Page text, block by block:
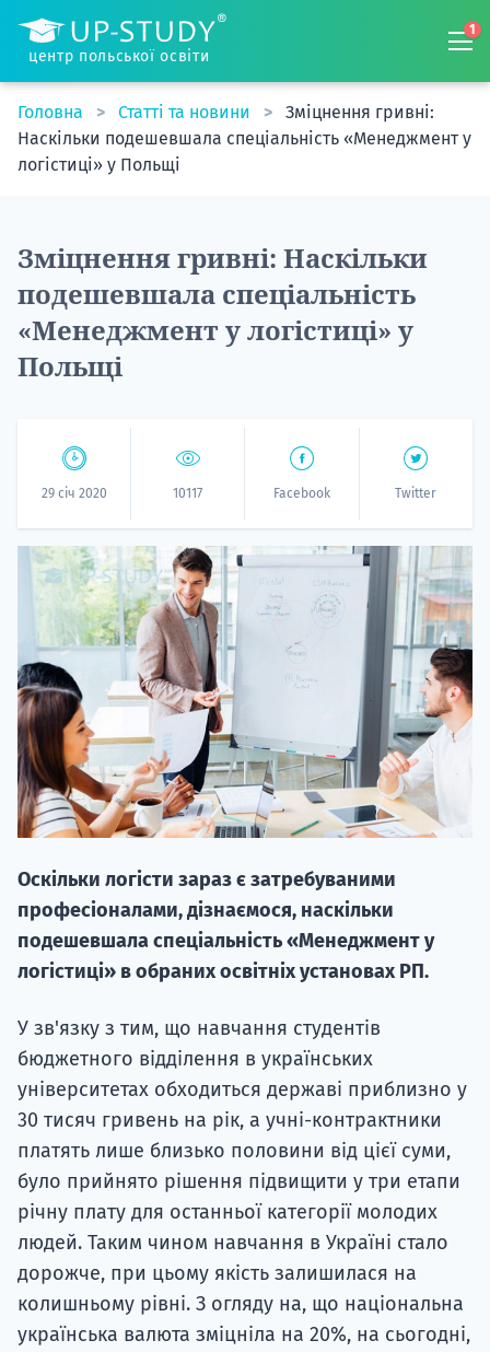
центр польської освіти
1
Головна Статті та новини
Зміцнення гривні:
Наскільки подешевшала спеціальність «Менеджмент у
логістиці» у Польщі
Зміцнення гривні: Наскільки
подешевшала спеціальність
«Менеджмент у логістиці» у
Польщі
29 січ 2020 10117 Facebook Twitter
Оскільки логісти зараз є затребуваними
професіоналами, дізнаємося, наскільки
подешевшала спеціальність «Менеджмент у
логістиці» в обраних освітніх установах РП.
У зв'язку з тим, що навчання студентів
бюджетного відділення в українських
університетах обходиться державі приблизно у
30 тисяч гривень на рік, а учні-контрактники
платять лише близько половини від цієї суми,
було прийнято рішення підвищити у три етапи
річну плату для останньої категорії молодих
людей. Таким чином навчання в Україні стало
дорожче, при цьому якість залишилася на
колишньому рівні. З огляду на, що національна
українська валюта зміцніла на 20%, на сьогодні,
20.09
"Навчання
НАБІР
вступ на